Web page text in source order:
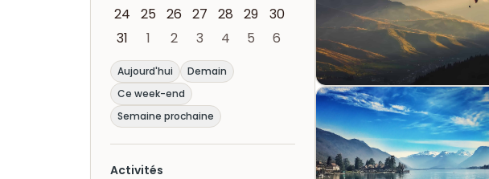
24
25 26 27 28 29
30
31
1 2 3 4 5 6
Aujourd'hui
Demain
Ce week-end
Semaine prochaine
Activités